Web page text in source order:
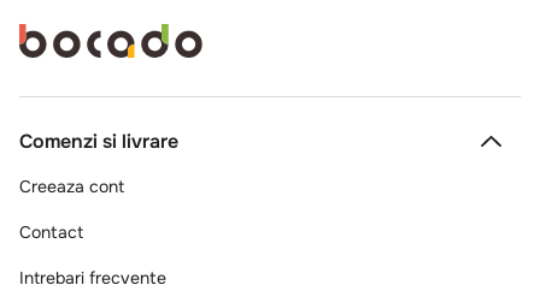
Comenzi si livrare
Creeaza cont
Contact
Intrebari frecvente